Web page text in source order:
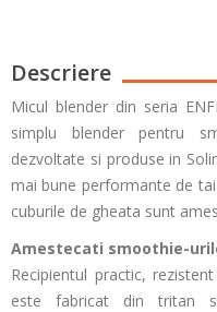
Descriere
Micul blender din seria
simplu blender pentru
dezvoltate si produse in
mai bune performante de
cuburile de gheata sunt
Amestecati smoothie-
Recipientul practic,
este fabricat din tritan